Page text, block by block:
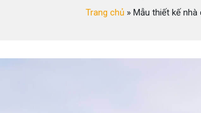
Trang chủ » Mẫu thiết kế nhà